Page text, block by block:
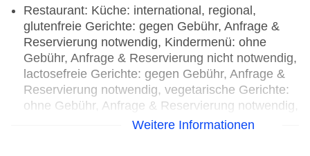
Restaurant: Küche: international, regional,
glutenfreie Gerichte: gegen Gebühr, Anfrage &
Reservierung notwendig, Kindermenü: ohne
Gebühr, Anfrage & Reservierung nicht notwendig,
lactosefreie Gerichte: gegen Gebühr, Anfrage &
Reservierung notwendig, vegetarische Gerichte:
ohne Gebühr, Anfrage & Reservierung notwendig,
vegane Gerichte: gegen Gebühr, Anfrage &
Weitere Informationen